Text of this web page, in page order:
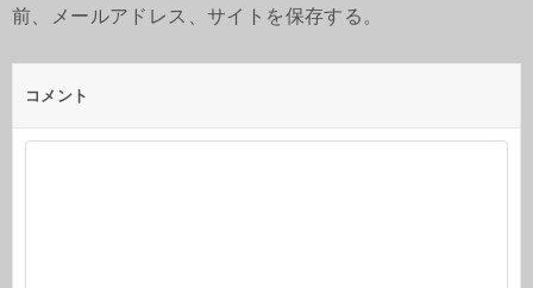
前、メールアドレス、サイトを保存する。
コメント